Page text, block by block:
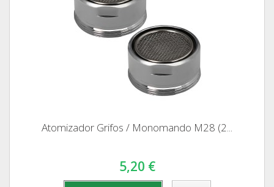
Atomizador Grifos / Monomando M28 (2...
5,20 €